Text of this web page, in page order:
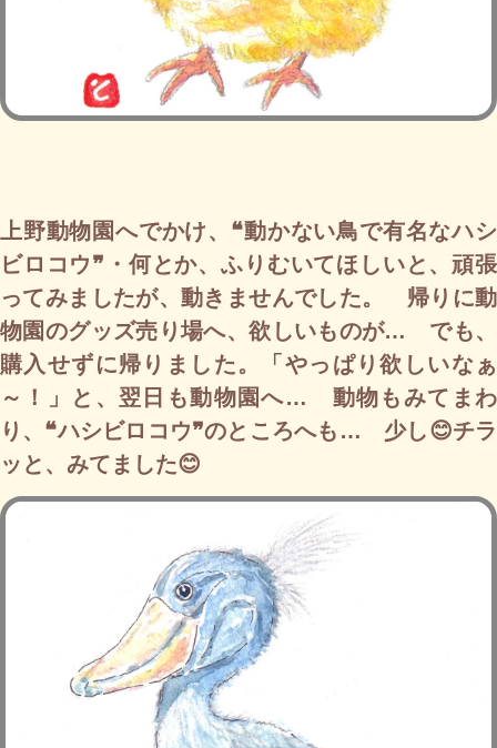
上野動物園へでかけ、❝動かない鳥で有名なハシ
ビロコウ❞・何とか、ふりむいてほしいと、頑張
ってみましたが、動きませんでした。 帰りに動
物園のグッズ売り場へ、欲しいものが… でも、
購入せずに帰りました。「やっぱり欲しいなぁ
～！」と、翌日も動物園へ… 動物もみてまわ
り、❝ハシビロコウ❞のところへも… 少し😊チラ
ッと、みてました😊